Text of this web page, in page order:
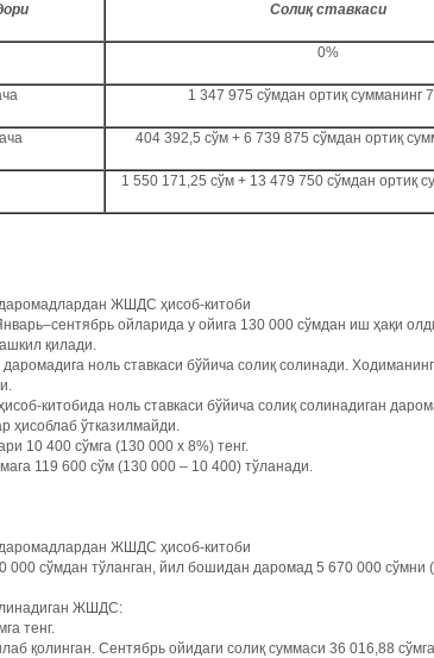
Солиқ ставкаси
0%
1 347 975 сўмдан ортиқ сумманинг
404 392,5 сўм + 6 739 875 сўмдан ортиқ
1 550 171,25 сўм + 13 479 750 сўмдан ортиқ
ЖШДС ҳисоб-китоби
ойларида у ойига 130 000 сўмдан иш ҳақи
қилади.
ноль ставкаси бўйича солиқ солинади.
китобида ноль ставкаси бўйича солиқ солинадиган
ҳисоблаб ўтказилмайди.
10 400 сўмга (130 000 х 8%) тенг.
119 600 сўм (130 000 – 10 400) тўланади.
ЖШДС ҳисоб-китоби
000 сўмдан тўланган, йил бошидан даромад 5 670 000 сўмни
ЖШДС:
тенг.
қолинган. Сентябрь ойидаги солиқ суммаси 36 016,88